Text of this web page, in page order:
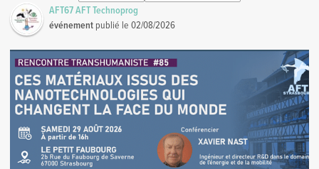
AFT67 AFT Technoprog
événement publié le02/08/2026